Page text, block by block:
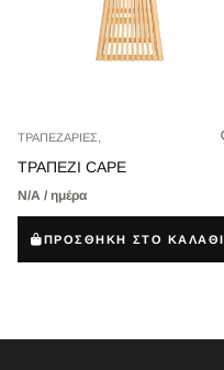
ΤΡΑΠΕΖΑΡΙΕΣ,
ΤΡΑΠΕΖΙ CAPE
Ν/Α / ημέρα
ΠΡΟΣΘΗΚΗ ΣΤΟ ΚΑΛΑΘΙ